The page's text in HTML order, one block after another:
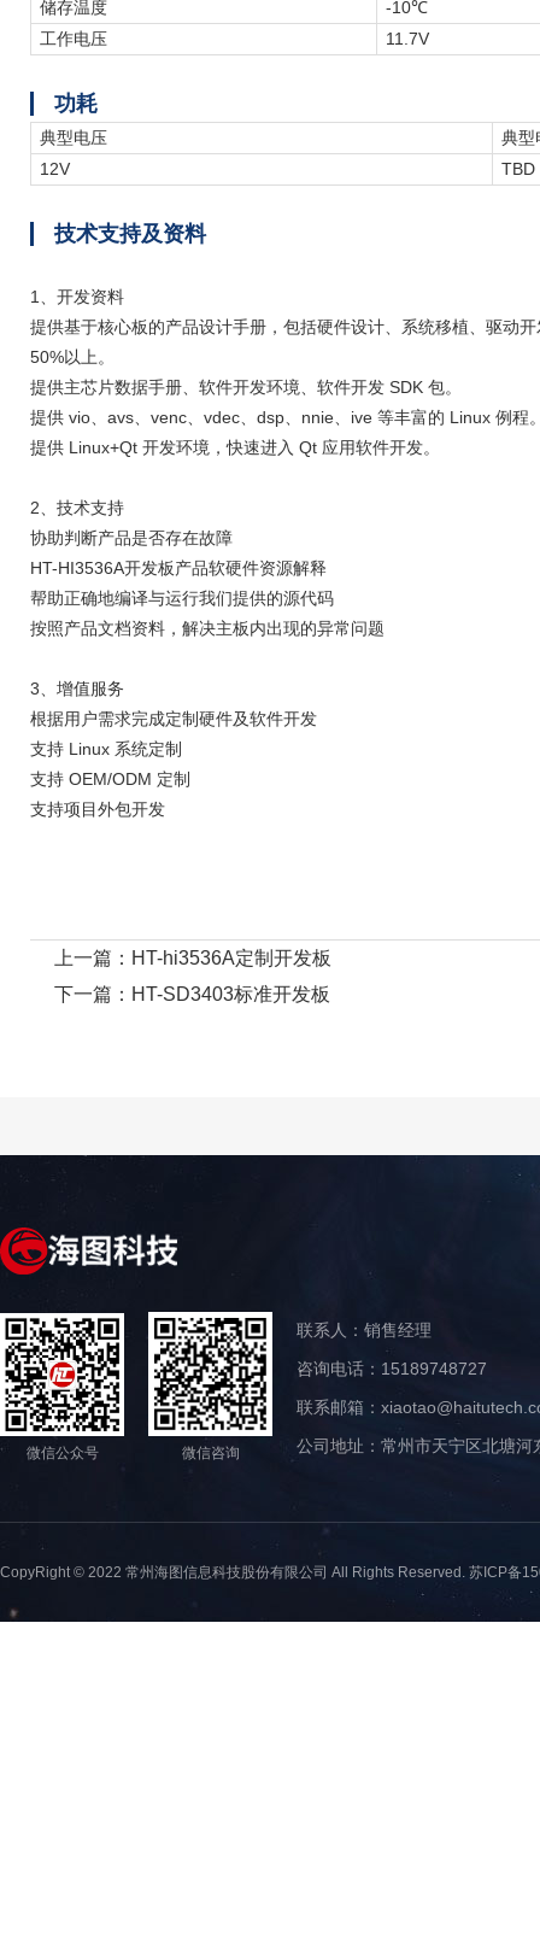
储存温度
-10℃
工作电压
11.7V
功耗
典型电压
典型
12V
TBD
技术支持及资料
1、开发资料
提供基于核心板的产品设计手册，包括硬件设计、系统移植、驱动
50%以上。
提供主芯片数据手册、软件开发环境、软件开发 SDK 包。
提供 vio、avs、venc、vdec、dsp、nnie、ive 等丰富的 Linux 例程
提供 Linux+Qt 开发环境，快速进入 Qt 应用软件开发。
2、技术支持
协助判断产品是否存在故障
HT-HI3536A开发板产品软硬件资源解释
帮助正确地编译与运行我们提供的源代码
按照产品文档资料，解决主板内出现的异常问题
3、增值服务
根据用户需求完成定制硬件及软件开发
支持 Linux 系统定制
支持 OEM/ODM 定制
支持项目外包开发
上一篇： HT-hi3536A定制开发板
下一篇： HT-SD3403标准开发板
微信公众号 微信咨询
联系人：销售经理
咨询电话：15189748727
联系邮箱：
公司地址：常州市天宁区北塘
CopyRight © 2022 常州海图信息科技股份有限公司 All Rights Reserved. 苏ICP备